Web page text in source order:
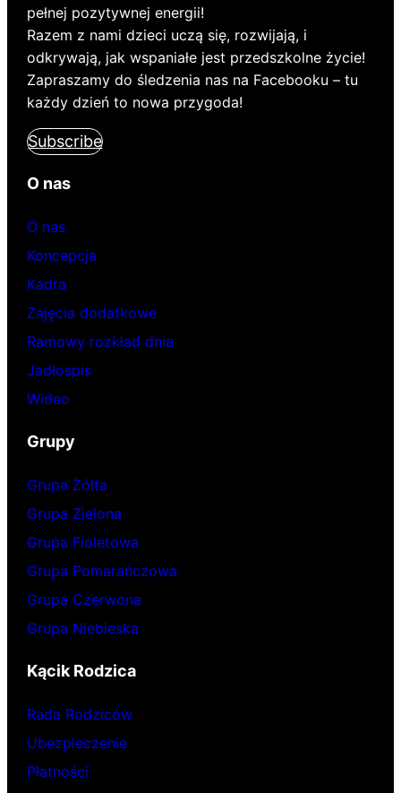
pełnej pozytywnej energii!
Razem z nami dzieci uczą się, rozwijają, i
odkrywają, jak wspaniałe jest przedszkolne życie!
Zapraszamy do śledzenia nas na Facebooku – tu
każdy dzień to nowa przygoda!
Subscribe
O nas
O nas
Koncepcja
Kadra
Zajęcia dodatkowe
Ramowy rozkład dnia
Jadłospis
Wideo
Grupy
Grupa Żółta
Grupa Zielona
Grupa Fioletowa
Grupa Pomarańczowa
Grupa Czerwona
Grupa Niebieska
Kącik Rodzica
Rada Rodziców
Ubezpieczenie
Płatności